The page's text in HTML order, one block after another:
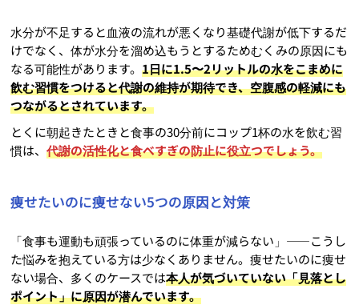
水分が不足すると血液の流れが悪くなり基礎代謝が低下するだ
けでなく、体が水分を溜め込もうとするためむくみの原因にも
なる可能性があります。1日に1.5〜2リットルの水をこまめに
飲む習慣をつけると代謝の維持が期待でき、空腹感の軽減にも
つながるとされています。
とくに朝起きたときと食事の30分前にコップ1杯の水を飲む習
慣は、代謝の活性化と食べすぎの防止に役立つでしょう。
痩せたいのに痩せない5つの原因と対策
「食事も運動も頑張っているのに体重が減らない」——こうし
た悩みを抱えている方は少なくありません。痩せたいのに痩せ
ない場合、多くのケースでは本人が気づいていない「見落とし
ポイント」に原因が潜んでいます。